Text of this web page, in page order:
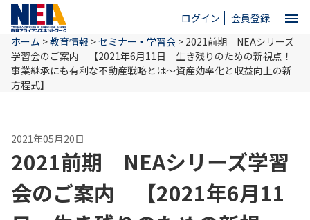
ログイン 会員登録 menu
close
NEAとは
教育情報
ホーム >教育情報 >セミナー・学習会 > 2021前期 NEAシリーズ
学習会のご案内 【2021年6月11日 生き残りのための新視点！
事業継承にも有利な不動産戦略とは〜資産効率化と収益向上の新
方程式】
2021年05月20日
2021前期 NEAシリーズ学習
会のご案内 【2021年6月11